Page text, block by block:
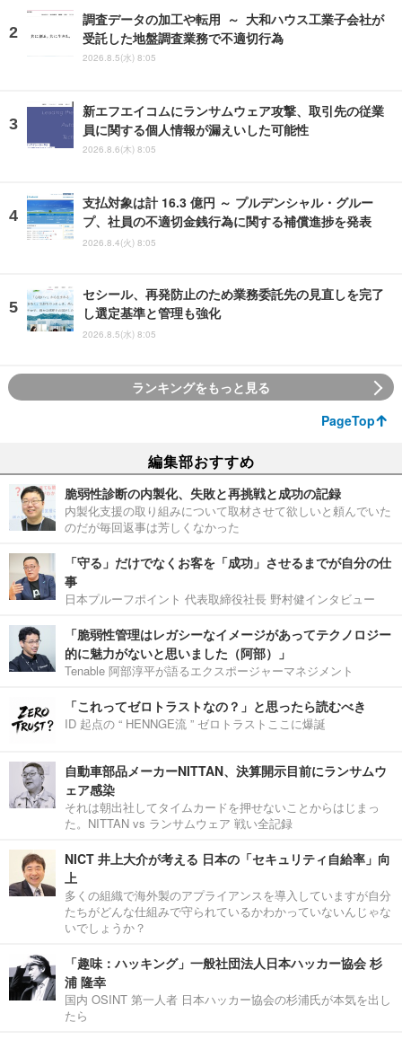
調査データの加工や転用 ～ 大和ハウス工業子会社が
受託した地盤調査業務で不適切行為
2026.8.5(水) 8:05
新エフエイコムにランサムウェア攻撃、取引先の従業
員に関する個人情報が漏えいした可能性
2026.8.6(木) 8:05
支払対象は計 16.3 億円 ～ プルデンシャル・グルー
プ、社員の不適切金銭行為に関する補償進捗を発表
2026.8.4(火) 8:05
セシール、再発防止のため業務委託先の見直しを完了
し選定基準と管理も強化
2026.8.5(水) 8:05
ランキングをもっと見る
PageTop
編集部おすすめ
脆弱性診断の内製化、失敗と再挑戦と成功の記録
内製化支援の取り組みについて取材させて欲しいと頼んでいた
のだが毎回返事は芳しくなかった
「守る」だけでなくお客を「成功」させるまでが自分の仕
事
日本プルーフポイント 代表取締役社長 野村健インタビュー
「脆弱性管理はレガシーなイメージがあってテクノロジー
的に魅力がないと思いました（阿部）」
Tenable 阿部淳平が語るエクスポージャーマネジメント
「これってゼロトラストなの？」と思ったら読むべき
ID 起点の “ HENNGE流 ” ゼロトラストここに爆誕
自動車部品メーカーNITTAN、決算開示目前にランサムウ
ェア感染
それは朝出社してタイムカードを押せないことからはじまっ
た。NITTAN vs ランサムウェア 戦い全記録
NICT 井上大介が考える 日本の「セキュリティ自給率」向
上
多くの組織で海外製のアプライアンスを導入していますが自分
たちがどんな仕組みで守られているかわかっていないんじゃな
いでしょうか？
「趣味：ハッキング」一般社団法人日本ハッカー協会 杉
浦 隆幸
国内 OSINT 第一人者 日本ハッカー協会の杉浦氏が本気を出し
たら